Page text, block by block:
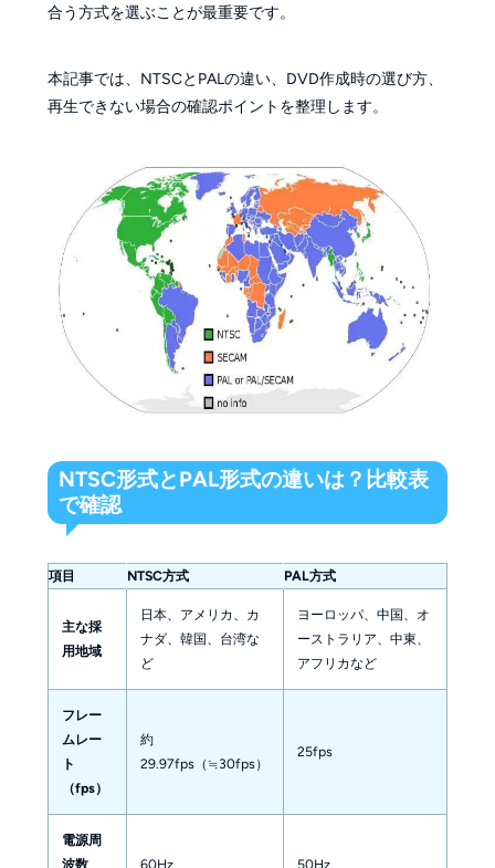
合う方式を選ぶことが最重要です。
本記事では、NTSCとPALの違い、DVD作成時の選び方、
再生できない場合の確認ポイントを整理します。
NTSC形式とPAL形式の違いは？比較表
で確認
項目 NTSC方式 PAL方式
主な採
用地域
日本、アメリカ、カ
ナダ、韓国、台湾な
ど
ヨーロッパ、中国、オ
ーストラリア、中東、
アフリカなど
フレー
ムレー
ト
（fps）
約
29.97fps（≒30fps）
25fps
電源周
波数
60Hz 50Hz